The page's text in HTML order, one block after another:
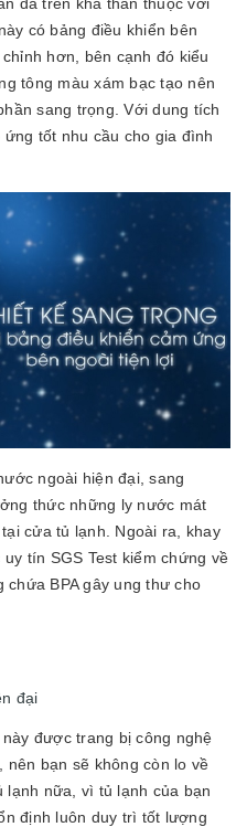
có bảng điều khiển bên
hơn, bên cạnh đó kiểu
tông màu xám bạc tạo nên
sang trọng. Với dung tích
tốt nhu cầu cho gia đình
ngoài hiện đại, sang
thức những ly nước mát
cửa tủ lạnh. Ngoài ra, khay
tín SGS Test kiểm chứng về
BPA gây ung thư cho
đại
được trang bị công nghệ
nên bạn sẽ không còn lo về
lạnh nữa, vì tủ lạnh của bạn
định luôn duy trì tốt lượng